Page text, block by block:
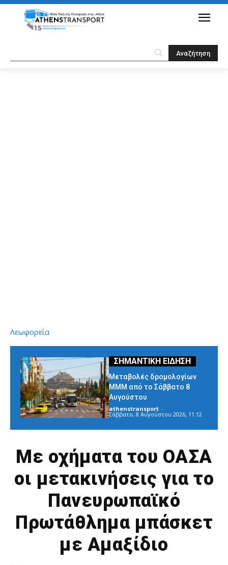
Λεωφορεία
Μεταβολές δρομολογίων
ΜΜΜ από το Σάββατο 8
Αυγούστου
athenstransport -
Σάββατο, 8 Αυγούστου 2026, 11:12
Με οχήματα του ΟΑΣΑ
οι μετακινήσεις για το
Πανευρωπαϊκό
Πρωτάθλημα μπάσκετ
με Αμαξίδιο